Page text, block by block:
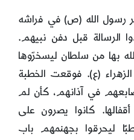
رسول الله (ص) في فراشه
الرسالة قبل دفن نبيهم.
بها من سلطان ليسخرّوها
(ع). فوقعت الخطبة
في آذانهم، كأن لم
كانوا يصرون على
ليحرقوا بجهنمهم باب